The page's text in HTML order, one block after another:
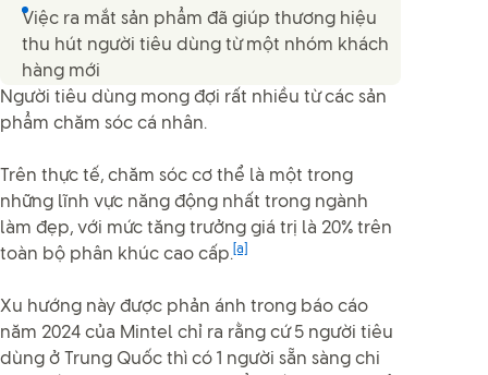
Việc ra mắt sản phẩm đã giúp thương hiệu
thu hút người tiêu dùng từ một nhóm khách
hàng mới
Người tiêu dùng mong đợi rất nhiều từ các sản
phẩm chăm sóc cá nhân.
Trên thực tế, chăm sóc cơ thể là một trong
những lĩnh vực năng động nhất trong ngành
làm đẹp, với mức tăng trưởng giá trị là 20% trên
toàn bộ phân khúc cao cấp. [a]
Xu hướng này được phản ánh trong báo cáo
năm 2024 của Mintel chỉ ra rằng cứ 5 người tiêu
dùng ở Trung Quốc thì có 1 người sẵn sàng chi